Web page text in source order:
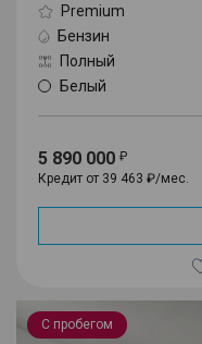
Premium
Бензин
Полный
Белый
5 890 000
Кредит от 39 463 ₽/мес.
С пробегом
Highlander